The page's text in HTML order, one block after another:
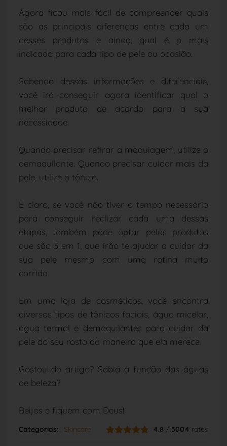
Agora ficou mais fácil de compreender quais
são as principais diferenças entre cada um
desses produtos e ainda, qual é o mais
indicado para cada tipo de pele ou ocasião.
Sabendo dessas informações e diferenciais,
você irá conseguir agora identificar qual o
melhor produto de acordo para a sua
necessidade.
Quando precisar retirar a maquiagem, utilize o
demaquilante. Quando precisar cuidar mais da
pele, utilize o tônico.
E claro, se você não tiver o tempo necessário
para conseguir realizar cada uma dessas
etapas, também pode optar pelos produtos
que são 3 em 1, que irão te ajudar a cuidar da
sua pele mesmo com uma rotina muito
corrida.
Em uma loja de cosméticos, você encontra
diversos tipos de tônicos faciais, água micelar,
água termal e demaquilantes para cuidar da
pele do seu rosto da maneira que ela merece.
Gostou do artigo? Sabia a função das águas
de beleza?
Beijos e fiquem com Deus!
Categorias: Skincare 4.8 / 5004 rates